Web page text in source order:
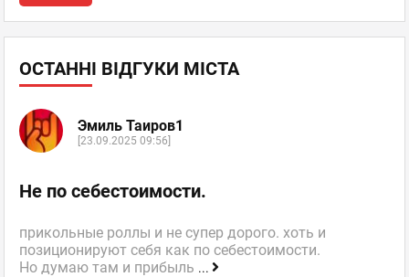
ОСТАННІ ВІДГУКИ МІСТА
Эмиль Таиров1
[23.09.2025 09:56]
Не по себестоимости.
прикольные роллы и не супер дорого. хоть и
позиционируют себя как по себестоимости.
Но думаю там и прибыль ...